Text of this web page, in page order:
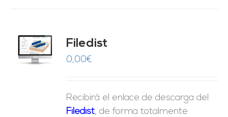
Filedist
0,00€
Recibirá el enlace de descarga del
Filedist, de forma totalmente